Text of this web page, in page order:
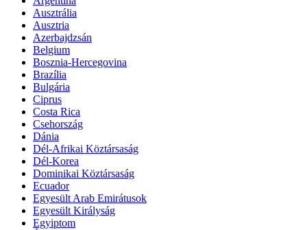
Ausztrália
Ausztria
Azerbajdzsán
Belgium
Bosznia-Hercegovina
Brazília
Bulgária
Ciprus
Costa Rica
Csehország
Dánia
Dél-Afrikai Köztársaság
Dél-Korea
Dominikai Köztársaság
Ecuador
Egyesült Arab Emirátusok
Egyesült Királyság
Egyiptom